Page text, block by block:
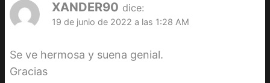
XANDER90 dice:
19 de junio de 2022 a las 1:28 AM
Se ve hermosa y suena genial.
Gracias